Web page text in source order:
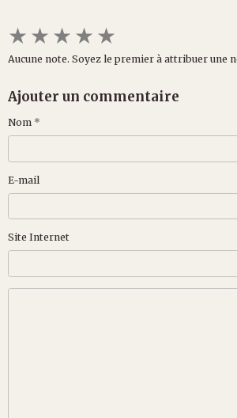
★★★★★
Aucune note. Soyez le premier à attribuer une
Ajouter un commentaire
Nom
E-mail
Site Internet